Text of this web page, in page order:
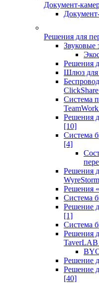
Документ-
Решения для
Звуковые
Решения
Шлюз для
ClickShare
Система
TeamWork
Решения
[10]
Система
[4]
Решения
WyreStorm
Решения
Система
Решение
[1]
Система
Решения
TaverLAB
Решение
Решение
[40]